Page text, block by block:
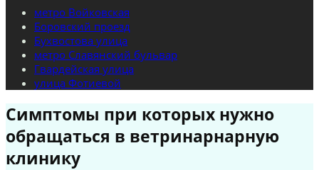
метро Войковская
Боровский проезд
Бухвостова улица
метро Славянский бульвар
Гвардейская улица
улица Фотиевой
Симптомы при которых нужно
обращаться в ветринарнарную
клинику